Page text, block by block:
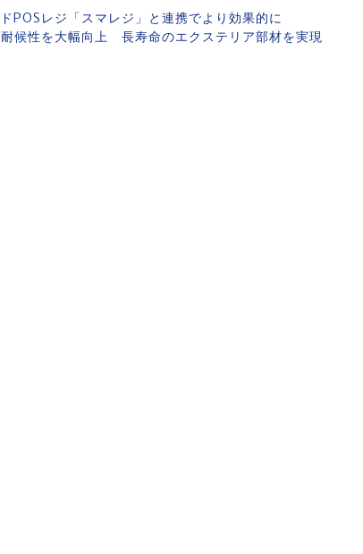
レジ「スマレジ」と連携でより効果的に
候性を大幅向上 長寿命のエクステリア部材を実現